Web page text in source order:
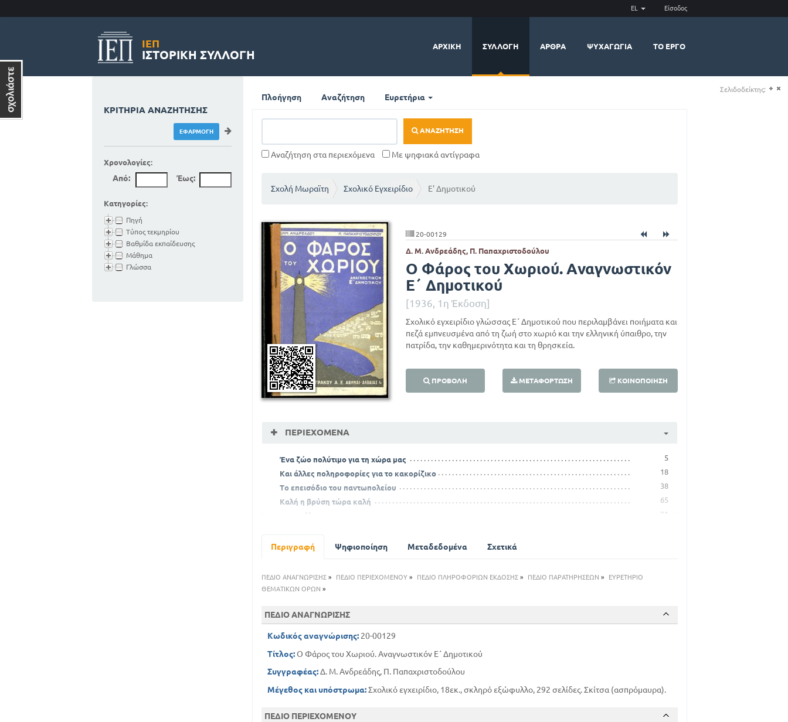
EL Είσοδος
ΙΕΠ
ΙΣΤΟΡΙΚΉ ΣΥΛΛΟΓΉ
ΑΡΧΙΚΉ ΣΥΛΛΟΓΉ ΆΡΘΡΑ ΨΥΧΑΓΩΓΊΑ ΤΟ ΈΡΓΟ
Πλοήγηση Αναζήτηση Ευρετήρια
ΑΝΑΖΉΤΗΣΗ
Αναζήτηση στα περιεχόμενα Με ψηφιακά αντίγραφα
Σχολή Μωραϊτη Σχολικό Εγχειρίδιο Ε' Δημοτικού
20-00129
Δ. Μ. Ανδρεάδης, Π. Παπαχριστοδούλου
Ο Φάρος του Χωριού. Αναγνωστικόν
Ε΄ Δημοτικού
[1936, 1η Έκδοση]
Σχολικό εγχειρίδιο γλώσσας Ε΄ Δημοτικού που περιλαμβάνει ποιήματα και
πεζά εμπνευσμένα από τη ζωή στο χωριό και την ελληνική ύπαιθρο, την
πατρίδα, την καθημερινότητα και τη θρησκεία.
ΠΡΟΒΟΛΉ ΜΕΤΑΦΌΡΤΩΣΗ ΚΟΙΝΟΠΟΊΗΣΗ
ΠΕΡΙΕΧΌΜΕΝΑ
Ένα ζώο πολύτιμο για τη χώρα μας
5
Και άλλες ποληροφορίες για το κακορίζικο
18
Το επεισόδιο του παντωπολείου
38
Καλή η βρύση τώρα καλή
65
Και το δίστομο ;
91
Χρειάζεται και διδασκάλισσα
Πρέπει να αποκτήσουμε δάσος
Παράρτημα
279
Περιγραφή Ψηφιοποίηση Μεταδεδομένα Σχετικά
ΠΕΔΙΟ ΑΝΑΓΝΩΡΙΣΗΣ» ΠΕΔΙΟ ΠΕΡΙΕΧΟΜΕΝΟΥ» ΠΕΔΙΟ ΠΛΗΡΟΦΟΡΙΩΝ ΕΚΔΟΣΗΣ» ΠΕΔΙΟ ΠΑΡΑΤΗΡΗΣΕΩΝ »
ΕΥΡΕΤΗΡΙΟ
ΘΕΜΑΤΙΚΩΝ ΟΡΩΝ »
ΠΕΔΙΟ ΑΝΑΓΝΩΡΙΣΗΣ
Κωδικός αναγνώρισης:20-00129
Τίτλος:Ο Φάρος του Χωριού. Αναγνωστικόν Ε΄ Δημοτικού
Συγγραφέας:Δ. Μ. Ανδρεάδης, Π. Παπαχριστοδούλου
Μέγεθος και υπόστρωμα:Σχολικό εγχειρίδιο, 18εκ., σκληρό εξώφυλλο, 292 σελίδες. Σκίτσα (ασπρόμαυρα).
ΠΕΔΙΟ ΠΕΡΙΕΧΟΜΕΝΟΥ
ΚΡΙΤΉΡΙΑ ΑΝΑΖΉΤΗΣΗΣ
Χρονολογίες:
Από: Έως:
Κατηγορίες:
Πηγή
Τύπος τεκμηρίου
Βαθμίδα εκπαίδευσης
Μάθημα
Γλώσσα
Σελιδοδείκτης: